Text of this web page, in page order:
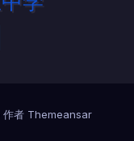
作者 Themeansar